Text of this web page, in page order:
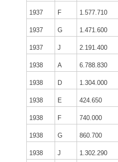
1937 F 1.577.710
1937 G 1.471.600
1937 J 2.191.400
1938 A 6.788.830
1938 D 1.304.000
1938 E 424.650
1938 F 740.000
1938 G 860.700
1938 J 1.302.290